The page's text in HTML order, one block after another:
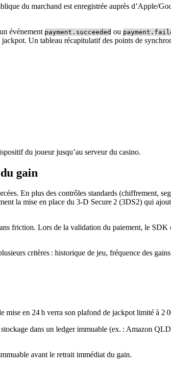
du marchand est enregistrée auprès d’Apple/
événement payment.succeeded ou
Un tableau récapitulatif des points de
du joueur jusqu’au serveur du casino.
gain
En plus des contrôles standards (chiffrement,
la mise en place du 3‑D Secure 2 (3DS2) qui
friction. Lors de la validation du paiement, le SDK
critères : historique de jeu, fréquence des
mise en 24 h verra son plafond de jackpot limité à 2
dans un ledger immuable (ex. : Amazon
avant le retrait immédiat du gain.